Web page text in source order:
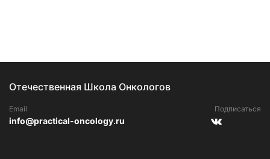
Отечественная Школа Онкологов
Email
info@practical-oncology.ru
Подписаться